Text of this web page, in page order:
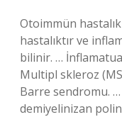
Otoimmün
hastalıktır ve
bilinir. …
Multipl skleroz
Barre sendromu.
demiyelinizan